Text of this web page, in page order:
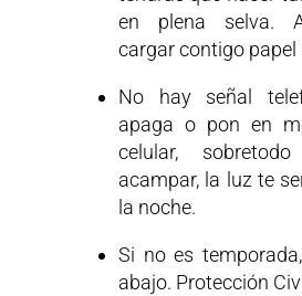
en plena selva.
cargar contigo papel
No hay señal
apaga o pon en
celular,
acampar, la luz te
la noche.
Si no es
abajo. Protección